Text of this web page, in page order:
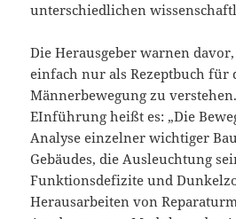
unterschiedlichen
Die Herausgeber warnen
einfach nur als Rezeptbuch für
Männerbewegung zu
EInführung heißt es: „Die
Analyse einzelner wichtiger
Gebäudes, die Ausleuchtung
Funktionsdefizite und
Herausarbeiten von